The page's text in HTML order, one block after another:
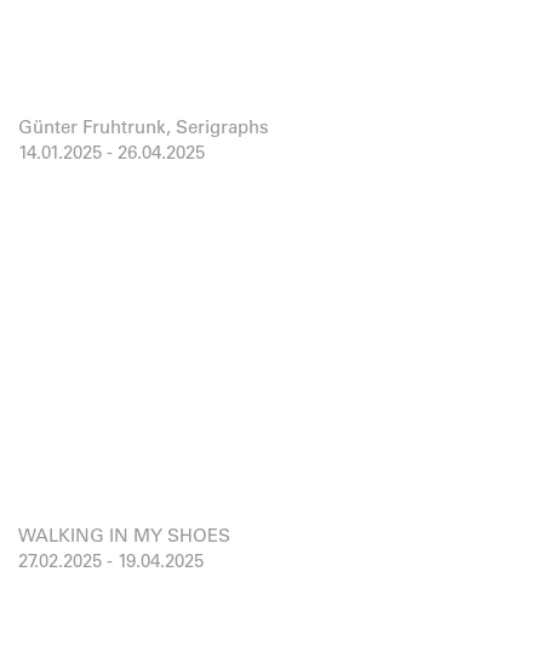
Günter Fruhtrunk, Serigraphs
14.01.2025 - 26.04.2025
WALKING IN MY SHOES
27.02.2025 - 19.04.2025